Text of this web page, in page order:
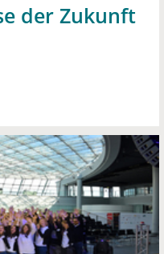
der Zukunft